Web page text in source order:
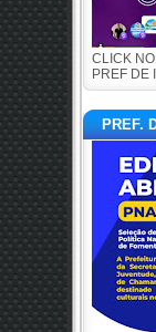
CLICK
PREF DE
PREF.